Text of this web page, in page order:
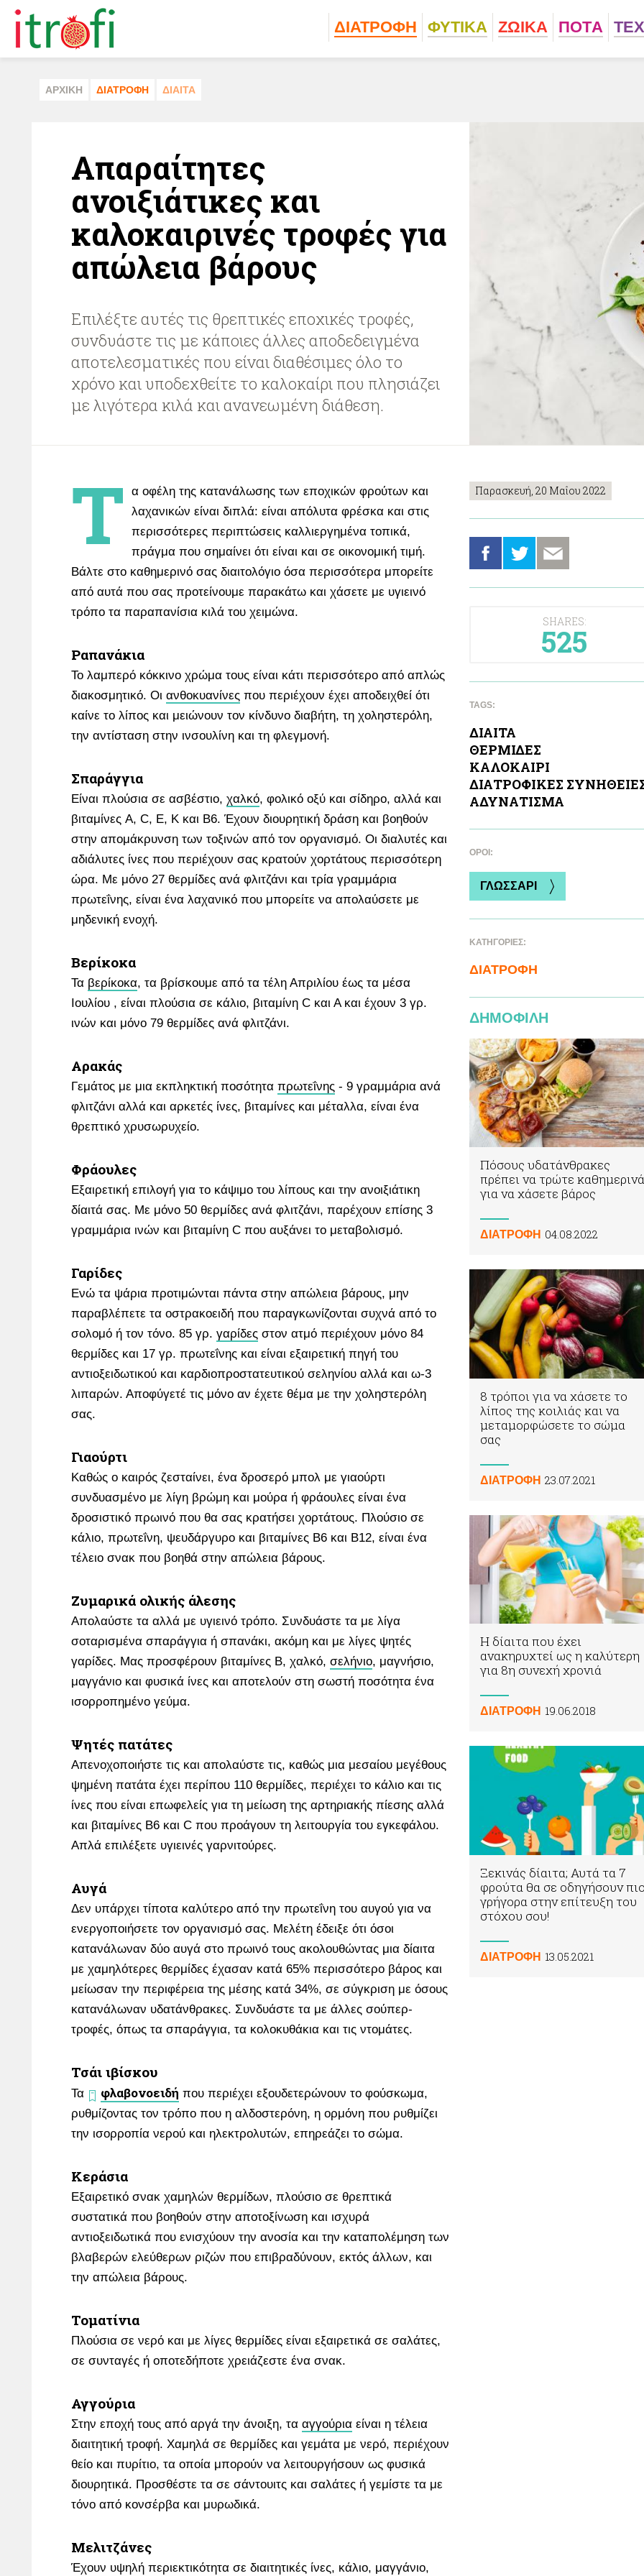
ΔΙΑΤΡΟΦΗ ΦΥΤΙΚA ΖΩΙΚA ΠΟΤA
ΑΡΧΙΚΗ ΔΙΑΤΡΟΦΗ ΔΙΑΙΤΑ
Απαραίτητες
ανοιξιάτικες και
καλοκαιρινές τροφές για
απώλεια βάρους
Επιλέξτε αυτές τις θρεπτικές εποχικές τροφές,
συνδυάστε τις με κάποιες άλλες αποδεδειγμένα
αποτελεσματικές που είναι διαθέσιμες όλο το
χρόνο και υποδεχθείτε το καλοκαίρι που πλησιάζει
με λιγότερα κιλά και ανανεωμένη διάθεση.
Παρασκευή, 20 Μαΐου 2022
SHARES:
525
Τ
α οφέλη της κατανάλωσης των εποχικών φρούτων και
λαχανικών είναι διπλά: είναι απόλυτα φρέσκα και στις
περισσότερες περιπτώσεις καλλιεργημένα τοπικά,
πράγμα που σημαίνει ότι είναι και σε οικονομική τιμή.
Βάλτε στο καθημερινό σας διαιτολόγιο όσα περισσότερα μπορείτε
από αυτά που σας προτείνουμε παρακάτω και χάσετε με υγιεινό
τρόπο τα παραπανίσια κιλά του χειμώνα.
Ραπανάκια
Το λαμπερό κόκκινο χρώμα τους είναι κάτι περισσότερο από απλώς
διακοσμητικό. Οι ανθοκυανίνες που περιέχουν έχει αποδειχθεί ότι
καίνε το λίπος και μειώνουν τον κίνδυνο διαβήτη, τη χοληστερόλη,
την αντίσταση στην ινσουλίνη και τη φλεγμονή.
Σπαράγγια
Είναι πλούσια σε ασβέστιο, χαλκό, φολικό οξύ και σίδηρο, αλλά και
βιταμίνες A, C, E, K και B6. Έχουν διουρητική δράση και βοηθούν
στην απομάκρυνση των τοξινών από τον οργανισμό. Οι διαλυτές και
αδιάλυτες ίνες που περιέχουν σας κρατούν χορτάτους περισσότερη
ώρα. Με μόνο 27 θερμίδες ανά φλιτζάνι και τρία γραμμάρια
πρωτεΐνης, είναι ένα λαχανικό που μπορείτε να απολαύσετε με
μηδενική ενοχή.
Βερίκοκα
Τα βερίκοκα, τα βρίσκουμε από τα τέλη Απριλίου έως τα μέσα
Ιουλίου , είναι πλούσια σε κάλιο, βιταμίνη C και Α και έχουν 3 γρ.
ινών και μόνο 79 θερμίδες ανά φλιτζάνι.
Αρακάς
Γεμάτος με μια εκπληκτική ποσότητα πρωτεΐνης - 9 γραμμάρια ανά
φλιτζάνι αλλά και αρκετές ίνες, βιταμίνες και μέταλλα, είναι ένα
θρεπτικό χρυσωρυχείο.
Φράουλες
Εξαιρετική επιλογή για το κάψιμο του λίπους και την ανοιξιάτικη
δίαιτά σας. Με μόνο 50 θερμίδες ανά φλιτζάνι, παρέχουν επίσης 3
γραμμάρια ινών και βιταμίνη C που αυξάνει το μεταβολισμό.
Γαρίδες
Ενώ τα ψάρια προτιμώνται πάντα στην απώλεια βάρους, μην
παραβλέπετε τα οστρακοειδή που παραγκωνίζονται συχνά από το
σολομό ή τον τόνο. 85 γρ. γαρίδες στον ατμό περιέχουν μόνο 84
θερμίδες και 17 γρ. πρωτεΐνης και είναι εξαιρετική πηγή του
αντιοξειδωτικού και καρδιοπροστατευτικού σεληνίου αλλά και ω-3
λιπαρών. Αποφύγετέ τις μόνο αν έχετε θέμα με την χοληστερόλη
σας.
Γιαούρτι
Καθώς ο καιρός ζεσταίνει, ένα δροσερό μπολ με γιαούρτι
συνδυασμένο με λίγη βρώμη και μούρα ή φράουλες είναι ένα
δροσιστικό πρωινό που θα σας κρατήσει χορτάτους. Πλούσιο σε
κάλιο, πρωτεΐνη, ψευδάργυρο και βιταμίνες Β6 και Β12, είναι ένα
τέλειο σνακ που βοηθά στην απώλεια βάρους.
Ζυμαρικά ολικής άλεσης
Απολαύστε τα αλλά με υγιεινό τρόπο. Συνδυάστε τα με λίγα
σοταρισμένα σπαράγγια ή σπανάκι, ακόμη και με λίγες ψητές
γαρίδες. Μας προσφέρουν βιταμίνες Β, χαλκό, σελήνιο, μαγνήσιο,
μαγγάνιο και φυσικά ίνες και αποτελούν στη σωστή ποσότητα ένα
ισορροπημένο γεύμα.
Ψητές πατάτες
Απενοχοποιήστε τις και απολαύστε τις, καθώς μια μεσαίου μεγέθους
ψημένη πατάτα έχει περίπου 110 θερμίδες, περιέχει το κάλιο και τις
ίνες που είναι επωφελείς για τη μείωση της αρτηριακής πίεσης αλλά
και βιταμίνες Β6 και C που προάγουν τη λειτουργία του εγκεφάλου.
Απλά επιλέξετε υγιεινές γαρνιτούρες.
Αυγά
Δεν υπάρχει τίποτα καλύτερο από την πρωτεΐνη του αυγού για να
ενεργοποιήσετε τον οργανισμό σας. Μελέτη έδειξε ότι όσοι
κατανάλωναν δύο αυγά στο πρωινό τους ακολουθώντας μια δίαιτα
με χαμηλότερες θερμίδες έχασαν κατά 65% περισσότερο βάρος και
μείωσαν την περιφέρεια της μέσης κατά 34%, σε σύγκριση με όσους
κατανάλωναν υδατάνθρακες. Συνδυάστε τα με άλλες σούπερ-
τροφές, όπως τα σπαράγγια, τα κολοκυθάκια και τις ντομάτες.
Τσάι ιβίσκου
Τα φλαβονοειδή που περιέχει εξουδετερώνουν το φούσκωμα,
ρυθμίζοντας τον τρόπο που η αλδοστερόνη, η ορμόνη που ρυθμίζει
την ισορροπία νερού και ηλεκτρολυτών, επηρεάζει το σώμα.
Κεράσια
Εξαιρετικό σνακ χαμηλών θερμίδων, πλούσιο σε θρεπτικά
συστατικά που βοηθούν στην αποτοξίνωση και ισχυρά
αντιοξειδωτικά που ενισχύουν την ανοσία και την καταπολέμηση των
βλαβερών ελεύθερων ριζών που επιβραδύνουν, εκτός άλλων, και
την απώλεια βάρους.
Τοματίνια
Πλούσια σε νερό και με λίγες θερμίδες είναι εξαιρετικά σε σαλάτες,
σε συνταγές ή οποτεδήποτε χρειάζεστε ένα σνακ.
Αγγούρια
Στην εποχή τους από αργά την άνοιξη, τα αγγούρια είναι η τέλεια
διαιτητική τροφή. Χαμηλά σε θερμίδες και γεμάτα με νερό, περιέχουν
θείο και πυρίτιο, τα οποία μπορούν να λειτουργήσουν ως φυσικά
διουρητικά. Προσθέστε τα σε σάντουιτς και σαλάτες ή γεμίστε τα με
τόνο από κονσέρβα και μυρωδικά.
Μελιτζάνες
Έχουν υψηλή περιεκτικότητα σε διαιτητικές ίνες, κάλιο, μαγγάνιο,
TAGS:
ΔΙΑΙΤΑ
ΘΕΡΜΙΔΕΣ
ΚΑΛΟΚΑΙΡΙ
ΔΙΑΤΡΟΦΙΚΕΣ
ΑΔΥΝAΤΙΣΜΑ
ΌΡΟΙ:
ΓΛΩΣΣΑΡΙ
ΚΑΤΗΓΟΡΙΕΣ:
ΔΙΑΤΡΟΦΗ
ΔΗΜΟΦΙΛΗ
Πόσους υδατάνθρακες
πρέπει να τρώτε καθημερινά
για να χάσετε βάρος
ΔΙΑΤΡΟΦΗ 04.08.2022
8 τρόποι για να χάσετε το
λίπος της κοιλιάς και να
μεταμορφώσετε το σώμα
σας
ΔΙΑΤΡΟΦΗ 23.07.2021
Η δίαιτα που έχει
ανακηρυχτεί ως η καλύτερη
για 8η συνεχή χρονιά
ΔΙΑΤΡΟΦΗ 19.06.2018
Ξεκινάς δίαιτα; Αυτά τα 7
φρούτα θα σε οδηγήσουν
γρήγορα στην επίτευξη του
στόχου σου!
ΔΙΑΤΡΟΦΗ 13.05.2021